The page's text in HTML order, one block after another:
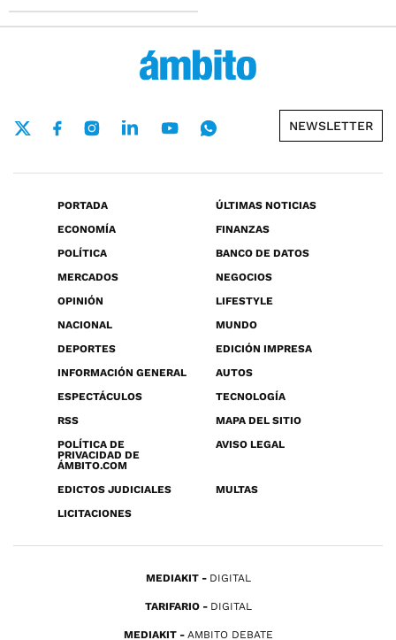
NEWSLETTER
PORTADA
ÚLTIMAS NOTICIAS
ECONOMÍA
FINANZAS
POLÍTICA
BANCO DE DATOS
MERCADOS
NEGOCIOS
OPINIÓN
LIFESTYLE
NACIONAL
MUNDO
DEPORTES
EDICIÓN IMPRESA
INFORMACIÓN GENERAL
AUTOS
ESPECTÁCULOS
TECNOLOGÍA
RSS
MAPA DEL SITIO
POLÍTICA DE
PRIVACIDAD DE
ÁMBITO.COM
AVISO LEGAL
EDICTOS JUDICIALES
MULTAS
LICITACIONES
MEDIAKIT DIGITAL
TARIFARIO DIGITAL
MEDIAKIT AMBITO DEBATE